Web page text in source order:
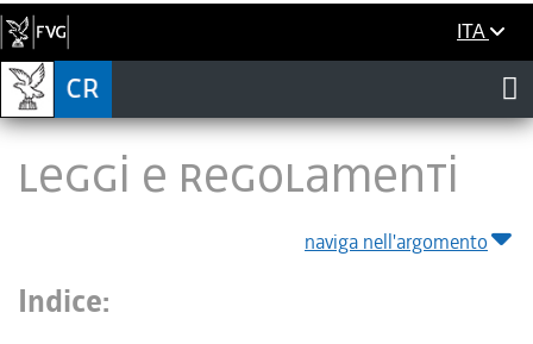
ITA
LEGGI E REGOLAMENTI
naviga nell'argomento
Indice: